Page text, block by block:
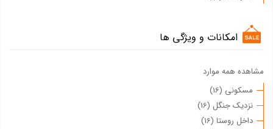
امکانات و ویژگی ها
مشاهده همه موارد
مسکونی (16)
نزدیک جنگل (16)
داخل روستا (16)